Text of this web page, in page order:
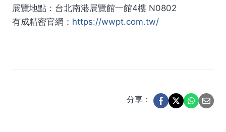
展覽地點：台北南港展覽館一館4樓 N0802
有成精密官網： https://wwpt.com.tw/
分享：